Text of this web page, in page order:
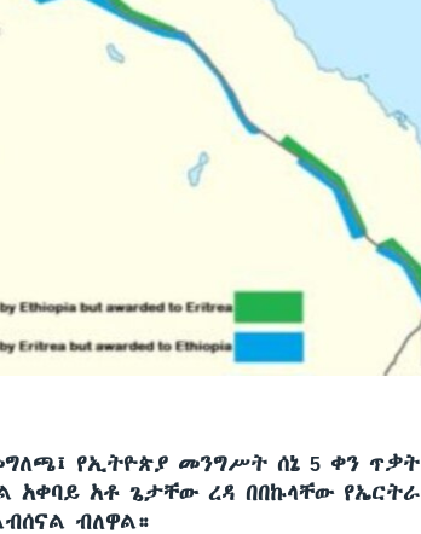
የኢትዮጵያ መንግሥት ሰኔ 5 ቀን ጥቃት
አቀባይ አቶ ጌታቸው ረዳ በበኩላቸው የኤርትራ
ብለዋል።